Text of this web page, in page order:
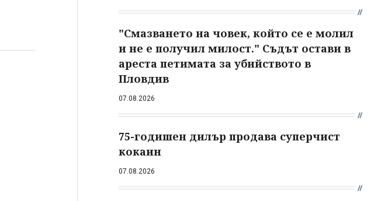
"Смазването на човек, който се е молил
и не е получил милост." Съдът остави в
ареста петимата за убийството в
Пловдив
07.08.2026
75-годишен дилър продава суперчист
кокаин
07.08.2026